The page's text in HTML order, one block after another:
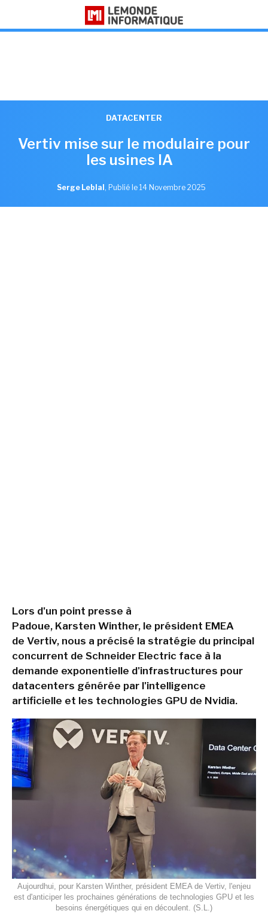
DATACENTER
Vertiv mise sur le modulaire pour
les usines IA
Serge Leblal , Publié le 14 Novembre 2025
Lors d'un point presse à
Padoue, Karsten Winther, le président EMEA
de Vertiv, nous a précisé la stratégie du principal
concurrent de Schneider Electric face à la
demande exponentielle d'infrastructures pour
datacenters générée par l'intelligence
artificielle et les technologies GPU de Nvidia.
Aujourdhui, pour Karsten Winther, président EMEA de Vertiv, l'enjeu
est d'anticiper les prochaines générations de technologies GPU et les
besoins énergétiques qui en découlent. (S.L.)